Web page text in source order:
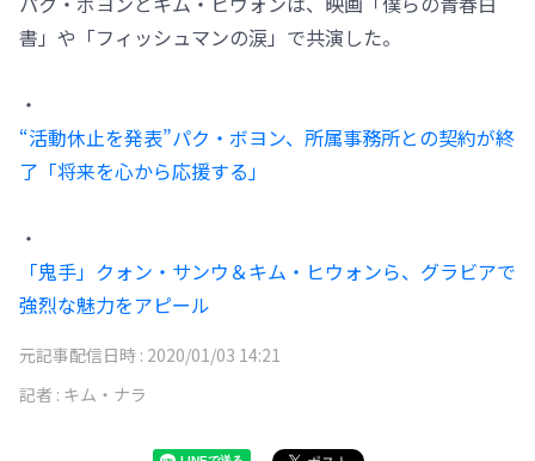
書」や「フィッシュマンの涙」で共演した。
・
“活動休止を発表”パク・ボヨン、所属事務所との契約が終
了「将来を心から応援する」
・
「鬼手」クォン・サンウ＆キム・ヒウォンら、グラビアで
強烈な魅力をアピール
元記事配信日時 : 2020/01/03 14:21
記者 : キム・ナラ